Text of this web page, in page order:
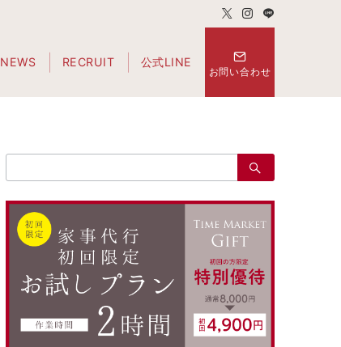
NEWS RECRUIT 公式LINE
お問い合わせ
索：